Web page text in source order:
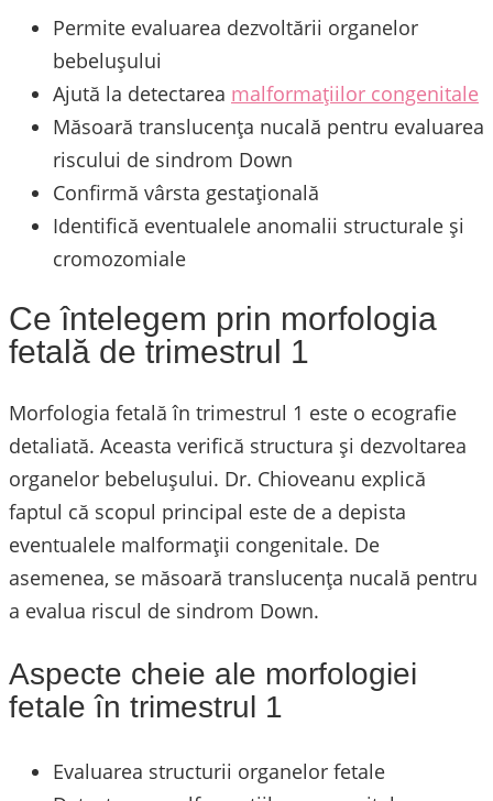
Permite evaluarea dezvoltării organelor
bebelușului
Ajută la detectarea malformațiilor congenitale
Măsoară translucența nucală pentru evaluarea
riscului de sindrom Down
Confirmă vârsta gestațională
Identifică eventualele anomalii structurale și
cromozomiale
Ce întelegem prin morfologia
fetală de trimestrul 1
Morfologia fetală în trimestrul 1 este o ecografie
detaliată. Aceasta verifică structura și dezvoltarea
organelor bebelușului. Dr. Chioveanu explică
faptul că scopul principal este de a depista
eventualele malformații congenitale. De
asemenea, se măsoară translucența nucală pentru
a evalua riscul de sindrom Down.
Aspecte cheie ale morfologiei
fetale în trimestrul 1
Evaluarea structurii organelor fetale